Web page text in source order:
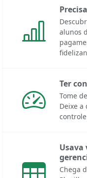
alunos
Ter
Tome
Deixe a
Chega